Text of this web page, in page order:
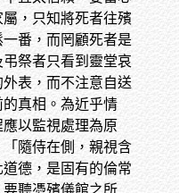
，只知將死者往殯
番，而罔顧死者是
祭者只看到靈堂哀
表，而不注意自送
真相。為近乎情
以監視處理為原
隨侍在側，親視含
德，是固有的倫常
聽憑殯儀館之所